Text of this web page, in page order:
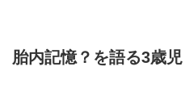
胎内記憶？を語る3歳児